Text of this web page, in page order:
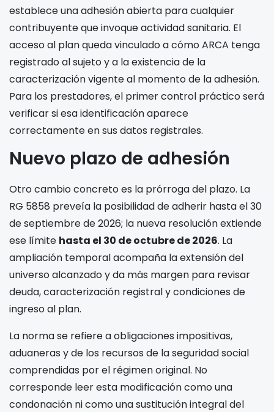
establece una adhesión abierta para cualquier
contribuyente que invoque actividad sanitaria. El
acceso al plan queda vinculado a cómo ARCA tenga
registrado al sujeto y a la existencia de la
caracterización vigente al momento de la adhesión.
Para los prestadores, el primer control práctico será
verificar si esa identificación aparece
correctamente en sus datos registrales.
Nuevo plazo de adhesión
Otro cambio concreto es la prórroga del plazo. La
RG 5858 preveía la posibilidad de adherir hasta el 30
de septiembre de 2026; la nueva resolución extiende
ese límite hasta el 30 de octubre de 2026. La
ampliación temporal acompaña la extensión del
universo alcanzado y da más margen para revisar
deuda, caracterización registral y condiciones de
ingreso al plan.
La norma se refiere a obligaciones impositivas,
aduaneras y de los recursos de la seguridad social
comprendidas por el régimen original. No
corresponde leer esta modificación como una
condonación ni como una sustitución integral del